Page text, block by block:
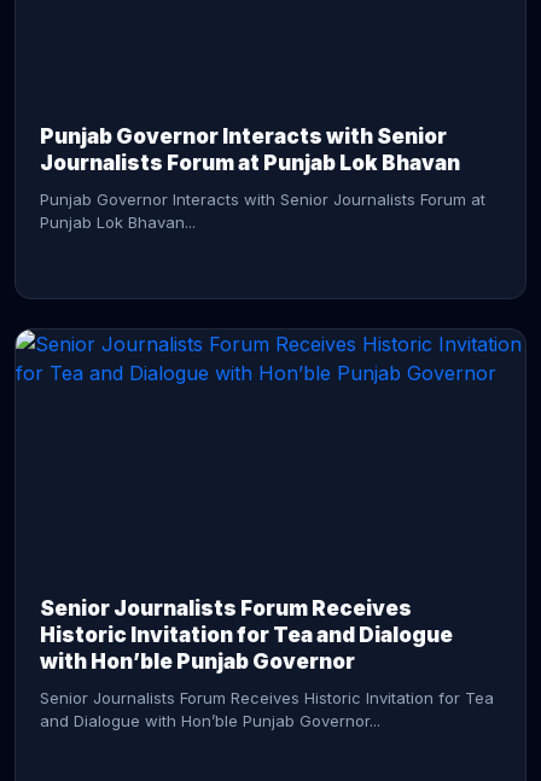
Punjab Governor Interacts with Senior
Journalists Forum at Punjab Lok Bhavan
Punjab Governor Interacts with Senior Journalists Forum at
Punjab Lok Bhavan...
Senior Journalists Forum Receives
Historic Invitation for Tea and Dialogue
with Hon’ble Punjab Governor
Senior Journalists Forum Receives Historic Invitation for Tea
and Dialogue with Hon’ble Punjab Governor...